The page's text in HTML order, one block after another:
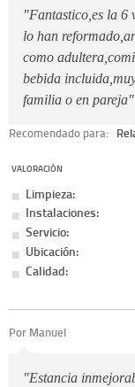
"Fantastico,es la 6
lo han
como
bebida
familia o en pareja"
Recomendado para:
VALORACIÓN
Limpieza:
Instalaciones:
Servicio:
Ubicación:
Calidad:
Por Manuel
"Estancia